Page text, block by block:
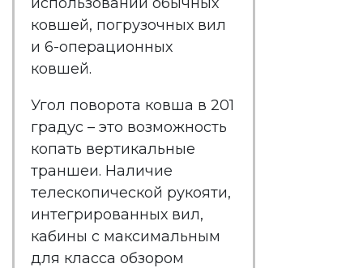
ковшей, погрузочных вил
и 6-операционных
ковшей.
Угол поворота ковша в 201
градус – это возможность
копать вертикальные
траншеи. Наличие
телескопической рукояти,
интегрированных вил,
кабины с максимальным
для класса обзором